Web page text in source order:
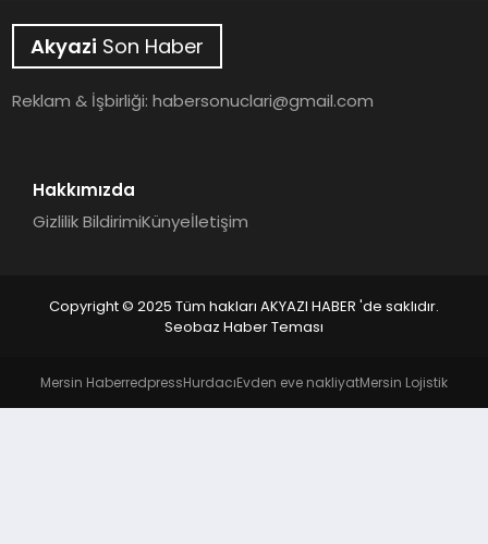
YAŞAM
Akyazi Son Haber
Reklam & İşbirliği:habersonuclari@gmail.com
Hakkımızda
Gizlilik BildirimiKünyeİletişim
Copyright © 2025 Tüm hakları AKYAZI HABER 'de saklıdır.
Seobaz Haber Teması
Mersin HaberredpressHurdacıEvden eve nakliyatMersin Lojistik